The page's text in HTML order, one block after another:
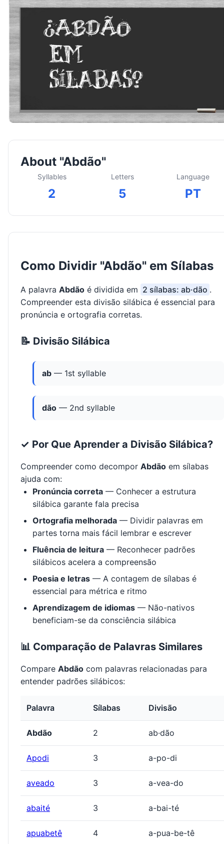
About "Abdão"
Syllables
2
Letters
5
Language
PT
Como Dividir "Abdão" em Sílabas
A palavra Abdão é dividida em 2 sílabas: ab·dão .
Compreender esta divisão silábica é essencial para
pronúncia e ortografia corretas.
📝 Divisão Silábica
ab — 1st syllable
dão — 2nd syllable
✓ Por Que Aprender a Divisão Silábica?
Compreender como decompor Abdão em sílabas
ajuda com:
Pronúncia correta — Conhecer a estrutura
silábica garante fala precisa
Ortografia melhorada — Dividir palavras em
partes torna mais fácil lembrar e escrever
Fluência de leitura — Reconhecer padrões
silábicos acelera a compreensão
Poesia e letras — A contagem de sílabas é
essencial para métrica e ritmo
Aprendizagem de idiomas — Não-nativos
beneficiam-se da consciência silábica
📊 Comparação de Palavras Similares
Compare Abdão com palavras relacionadas para
entender padrões silábicos:
Palavra Sílabas Divisão
Abdão 2 ab·dão
Apodi 3 a-po-di
aveado 3 a-vea-do
abaité 3 a-bai-té
apuabetê 4 a-pua-be-tê